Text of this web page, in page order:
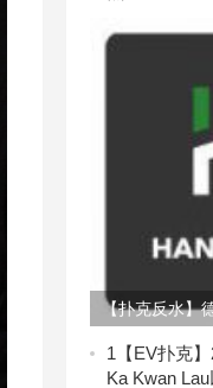
【扑克反水】
安装下载详解
1 【EV扑克
Ka Kwan